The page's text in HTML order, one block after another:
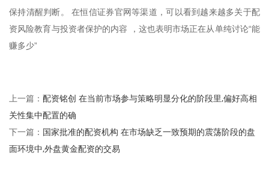
保持清醒判断。 在恒信证券官网等渠道，可以看到越来越多关于配
资风险教育与投资者保护的内容 ，这也表明市场正在从单纯讨论“能
赚多少”
上一篇： 配资铭创 在当前市场参与策略明显分化的阶段里,偏好高相
关性集中配置的确
下一篇： 国家批准的配资机构 在市场缺乏一致预期的震荡阶段的盘
面环境中,外盘黄金配资的交易